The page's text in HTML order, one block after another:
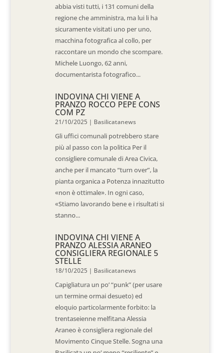
abbia visti tutti, i 131 comuni della
regione che amministra, ma lui li ha
sicuramente visitati uno per uno,
macchina fotografica al collo, per
raccontare un mondo che scompare.
Michele Luongo, 62 anni,
documentarista fotografico...
INDOVINA CHI VIENE A
PRANZO ROCCO PEPE CONS
COM PZ
21/10/2025 | Basilicatanews
Gli uffici comunali potrebbero stare
più al passo con la politica Per il
consigliere comunale di Area Civica,
anche per il mancato “turn over”, la
pianta organica a Potenza innazitutto
«non è ottimale». In ogni caso,
«Stiamo lavorando bene e i risultati si
stanno...
INDOVINA CHI VIENE A
PRANZO ALESSIA ARANEO
CONSIGLIERA REGIONALE 5
STELLE
18/10/2025 | Basilicatanews
Capigliatura un po’ “punk” (per usare
un termine ormai desueto) ed
eloquio particolarmente forbito: la
trentaseienne melfitana Alessia
Araneo è consigliera regionale del
Movimento Cinque Stelle. Sogna una